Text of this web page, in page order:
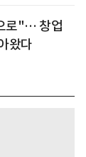
로"… 창업
왔다